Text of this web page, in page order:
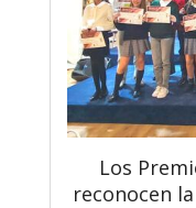
Los
reconocen